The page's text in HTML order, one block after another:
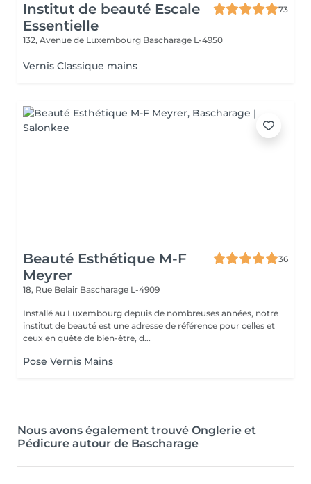
Institut de beauté Escale
Essentielle
73
132, Avenue de Luxembourg Bascharage L-4950
Vernis Classique mains
Beauté Esthétique M-F
Meyrer
36
18, Rue Belair Bascharage L-4909
Installé au Luxembourg depuis de nombreuses années, notre
institut de beauté est une adresse de référence pour celles et
ceux en quête de bien-être, d...
Pose Vernis Mains
Nous avons également trouvé Onglerie et
Pédicure autour de Bascharage